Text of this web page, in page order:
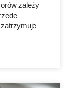
zależy